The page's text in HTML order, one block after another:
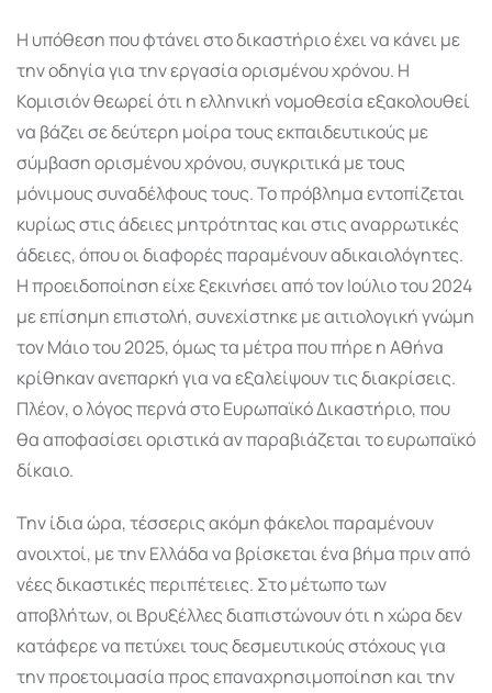
Η υπόθεση που φτάνει στο δικαστήριο έχει να κάνει με
την οδηγία για την εργασία ορισμένου χρόνου. Η
Κομισιόν θεωρεί ότι η ελληνική νομοθεσία εξακολουθεί
να βάζει σε δεύτερη μοίρα τους εκπαιδευτικούς με
σύμβαση ορισμένου χρόνου, συγκριτικά με τους
μόνιμους συναδέλφους τους. Το πρόβλημα εντοπίζεται
κυρίως στις άδειες μητρότητας και στις αναρρωτικές
άδειες, όπου οι διαφορές παραμένουν αδικαιολόγητες.
Η προειδοποίηση είχε ξεκινήσει από τον Ιούλιο του 2024
με επίσημη επιστολή, συνεχίστηκε με αιτιολογική γνώμη
τον Μάιο του 2025, όμως τα μέτρα που πήρε η Αθήνα
κρίθηκαν ανεπαρκή για να εξαλείψουν τις διακρίσεις.
Πλέον, ο λόγος περνά στο Ευρωπαϊκό Δικαστήριο, που
θα αποφασίσει οριστικά αν παραβιάζεται το ευρωπαϊκό
δίκαιο.
Την ίδια ώρα, τέσσερις ακόμη φάκελοι παραμένουν
ανοιχτοί, με την Ελλάδα να βρίσκεται ένα βήμα πριν από
νέες δικαστικές περιπέτειες. Στο μέτωπο των
αποβλήτων, οι Βρυξέλλες διαπιστώνουν ότι η χώρα δεν
κατάφερε να πετύχει τους δεσμευτικούς στόχους για
την προετοιμασία προς επαναχρησιμοποίηση και την